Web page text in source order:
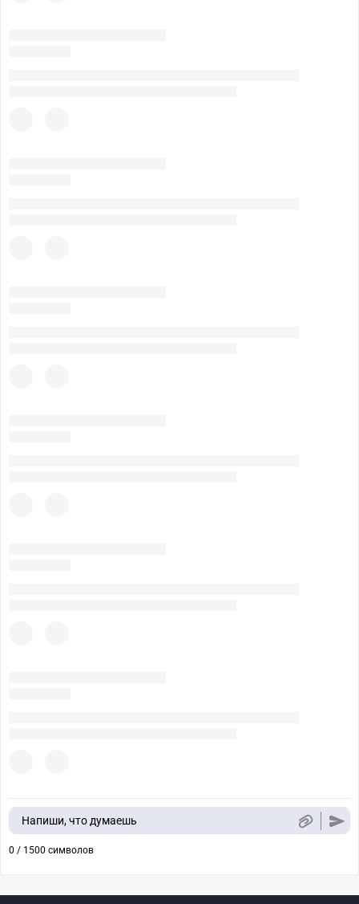
Напиши, что думаешь
0 / 1500 символов